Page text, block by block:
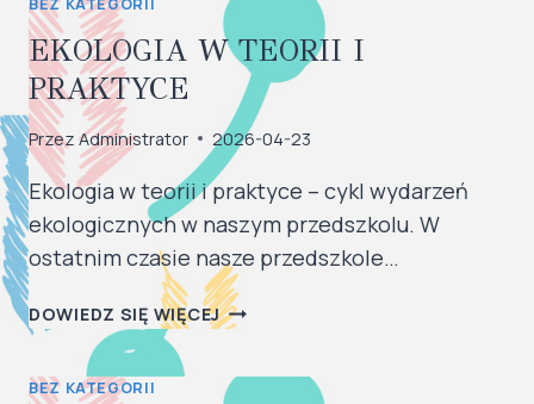
W
SP
403
BEZ KATEGORII
EKOLOGIA W TEORII I
PRAKTYCE
Przez Administrator 2026-04-23
Ekologia w teorii i praktyce – cykl wydarzeń
ekologicznych w naszym przedszkolu. W
ostatnim czasie nasze przedszkole…
DOWIEDZ SIĘ WIĘCEJEKOLOGIA
W
I
BEZ KATEGORII